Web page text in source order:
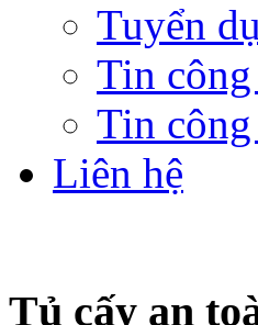
Tuyển
Tin
Tin
Liên hệ
Tủ cấy an